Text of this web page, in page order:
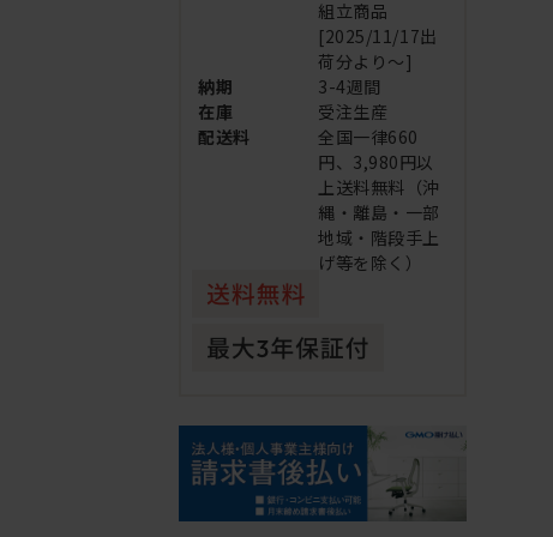
組立商品
[2025/11/17出
荷分より～]
納期
3-4週間
在庫
受注生産
配送料
全国一律660
円、3,980円以
上送料無料（沖
縄・離島・一部
地域・階段手上
げ等を除く）